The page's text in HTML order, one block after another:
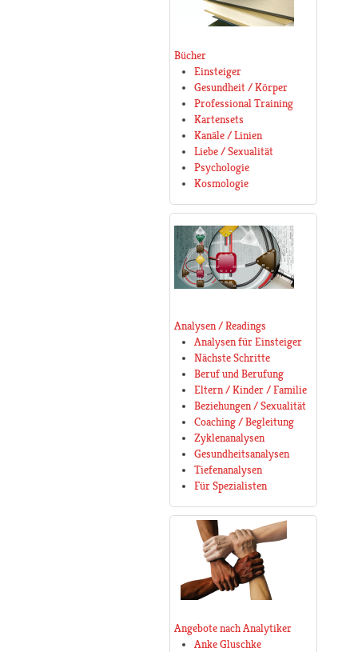
Bücher
Einsteiger
Gesundheit / Körper
Professional Training
Kartensets
Kanäle / Linien
Liebe / Sexualität
Psychologie
Kosmologie
Analysen / Readings
Analysen für Einsteiger
Nächste Schritte
Beruf und Berufung
Eltern / Kinder / Familie
Beziehungen / Sexualität
Coaching / Begleitung
Zyklenanalysen
Gesundheitsanalysen
Tiefenanalysen
Für Spezialisten
Angebote nach Analytiker
Anke Gluschke